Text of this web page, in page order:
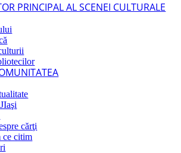
PRINCIPAL AL SCENEI CULTURALE
cărţi
ce citim